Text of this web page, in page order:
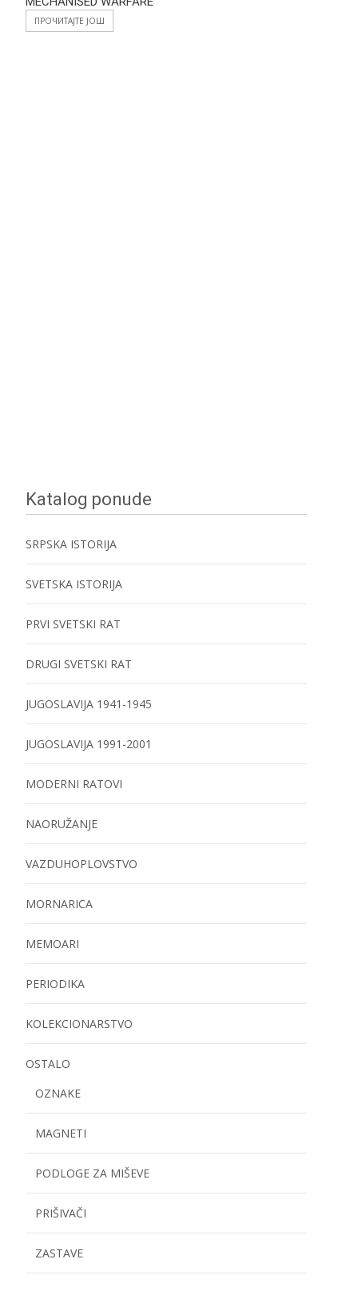
ПРОЧИТАЈТЕ ЈОШ
Katalog ponude
SRPSKA ISTORIJA
SVETSKA ISTORIJA
PRVI SVETSKI RAT
DRUGI SVETSKI RAT
JUGOSLAVIJA 1941-1945
JUGOSLAVIJA 1991-2001
MODERNI RATOVI
NAORUŽANJE
VAZDUHOPLOVSTVO
MORNARICA
MEMOARI
PERIODIKA
KOLEKCIONARSTVO
OSTALO
OZNAKE
MAGNETI
PODLOGE ZA MIŠEVE
PRIŠIVAČI
ZASTAVE